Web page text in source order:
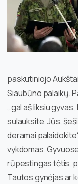
paskutiniojo
Siaubūno palaikų.
,,gal aš liksiu
sulauksite. Jūs,
deramai
vykdomas.
rūpestingas tėtis,
Tautos gynėjas ar